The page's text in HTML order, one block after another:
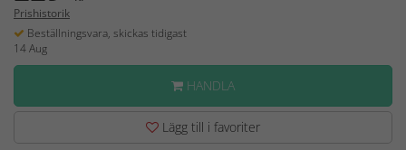
Prishistorik
Beställningsvara, skickas tidigast
14 Aug
HANDLA
Lägg till i favoriter